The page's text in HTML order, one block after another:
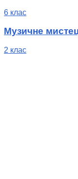
6 клас
Музичне
2 клас